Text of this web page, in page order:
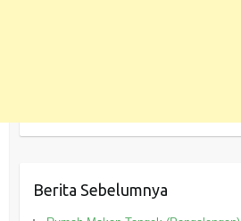
Berita Sebelumnya